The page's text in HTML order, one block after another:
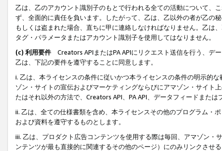
乙は、乙のアカウント識別子のもとで行われる全ての活動について、
ず、全面的に責任を負います。したがって、乙は、乙以外の者が乙の
もしくは盗まれた場合、直ちに甲に連絡しなければなりません。乙は
タグ・パラメータまたはアカウント識別子を使用してはなりません。
(c) 利用要件 Creators APIまたはPA APIにリクエスト送信を行う、デ
乙は、下記の要件を遵守することに同意します。
i. 乙は、本ライセンスの条件に従いかつ本ライセンスの条件の明示的
ゾン・サイトの宣伝およびマーケティングならびにアマゾン・サイト
たはそれ以外の方法で、Creators API、PA API、データフィードまた
ii. 乙は、全ての仕様書類を含め、本ライセンスその他のプログラム・
および資料を遵守するものとします。
iii. 乙は、プロダクト広告コンテンツを使用する際は毎回、アマゾン
ンテンツが最も直接的に関連するその他のページ）にのみリンクさせ